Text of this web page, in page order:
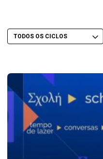
Filtrar por Ciclo
Escolher Ciclo